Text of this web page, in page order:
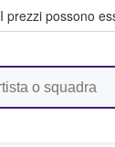
I prezzi possono